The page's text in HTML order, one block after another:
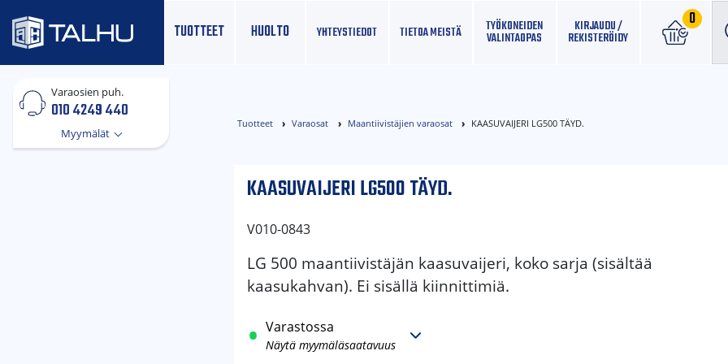
TUOTTEET HUOLTO
0
YHTEYS­TIEDOT TIETOA MEISTÄ TYÖKONEIDEN
VALINTAOPAS
KIRJAUDU /
REKISTERÖIDY
Varaosien puh.
010 4249 440
Myymälät
Tuotteet Varaosat Maantiivistäjien varaosat KAASUVAIJERI LG500 TÄYD.
KAASUVAIJERI LG500 TÄYD.
V010-0843
LG 500 maantiivistäjän kaasuvaijeri, koko sarja (sisältää
kaasukahvan). Ei sisällä kiinnittimiä.
Varastossa
Näytä myymäläsaatavuus